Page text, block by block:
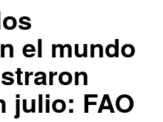
el mundo
julio: FAO